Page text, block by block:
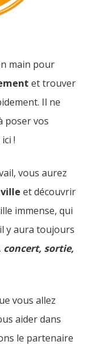
main pour
et trouver
Il ne
poser vos
ici !
vous aurez
et découvrir
immense, qui
y aura toujours
concert, sortie,
vous allez
aider dans
le partenaire